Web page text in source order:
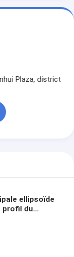
Plaza, district
ellipsoïde
profil du